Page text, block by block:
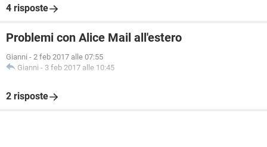
4 risposte
Problemi con Alice Mail all'estero
Gianni - 2 feb 2017 alle 07:55
Gianni - 3 feb 2017 alle 10:45
2 risposte